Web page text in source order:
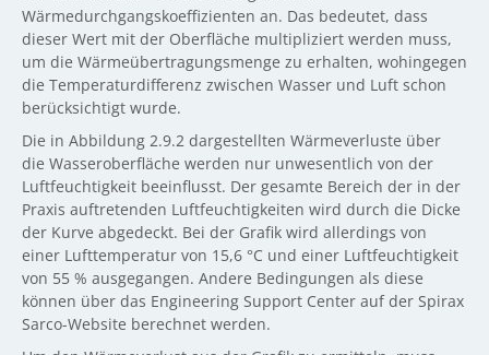
Wärmedurchgangskoeffizienten an. Das bedeutet, dass
dieser Wert mit der Oberfläche multipliziert werden muss,
um die Wärmeübertragungsmenge zu erhalten, wohingegen
die Temperaturdifferenz zwischen Wasser und Luft schon
berücksichtigt wurde.
Die in Abbildung 2.9.2 dargestellten Wärmeverluste über
die Wasseroberfläche werden nur unwesentlich von der
Luftfeuchtigkeit beeinflusst. Der gesamte Bereich der in der
Praxis auftretenden Luftfeuchtigkeiten wird durch die Dicke
der Kurve abgedeckt. Bei der Grafik wird allerdings von
einer Lufttemperatur von 15,6 °C und einer Luftfeuchtigkeit
von 55 % ausgegangen. Andere Bedingungen als diese
können über das Engineering Support Center auf der Spirax
Sarco-Website berechnet werden.